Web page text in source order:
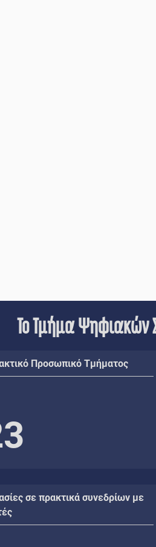
Το Τμήμα Ψηφιακών
Προσωπικό Τμήματος
σε πρακτικά συνεδρίων με